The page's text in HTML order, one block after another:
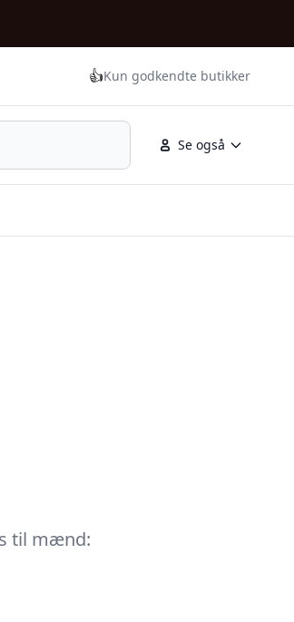
👍Kun godkendte butikker
Se også
til mænd: